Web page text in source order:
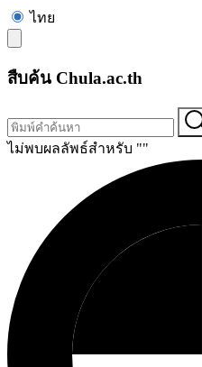
ไทย
สืบค้น Chula.ac.th
ไม่พบผลลัพธ์สำหรับ ""